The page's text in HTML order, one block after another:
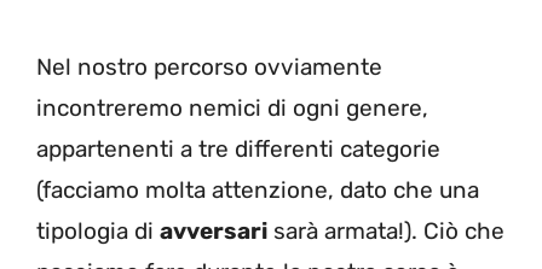
Nel nostro percorso ovviamente
incontreremo nemici di ogni genere,
appartenenti a tre differenti categorie
(facciamo molta attenzione, dato che una
tipologia di avversari sarà armata!). Ciò che